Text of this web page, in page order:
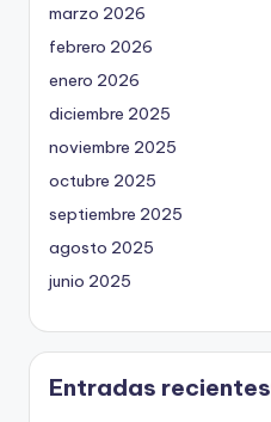
marzo 2026
febrero 2026
enero 2026
diciembre 2025
noviembre 2025
octubre 2025
septiembre 2025
agosto 2025
junio 2025
Entradas recientes